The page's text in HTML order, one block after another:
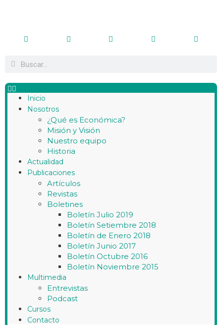
Inicio
Nosotros
¿Qué es Económica?
Misión y Visión
Nuestro equipo
Historia
Actualidad
Publicaciones
Artículos
Revistas
Boletines
Boletín Julio 2019
Boletín Setiembre 2018
Boletín de Enero 2018
Boletín Junio 2017
Boletín Octubre 2016
Boletín Noviembre 2015
Multimedia
Entrevistas
Podcast
Cursos
Contacto